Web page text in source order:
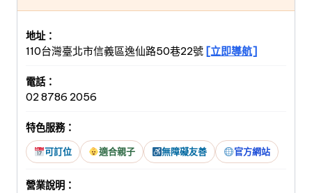
地址：
110台灣臺北市信義區逸仙路50巷22號 [立即導航]
電話：
02 8786 2056
特色服務：
可訂位 適合親子 無障礙友善 官方網站
營業說明：